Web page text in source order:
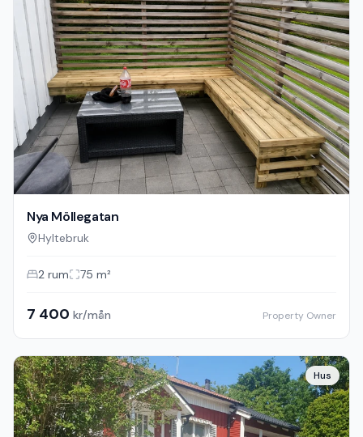
Nya Möllegatan
Hyltebruk
2 rum 75 m²
7 400 kr/mån Property Owner
Hus